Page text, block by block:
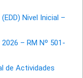
Nivel Inicial –
– RM Nº 501-
de Actividades